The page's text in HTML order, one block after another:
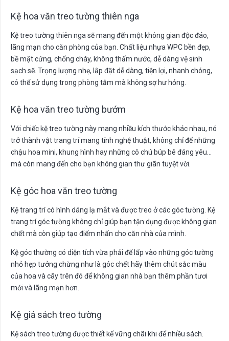
Kệ hoa văn treo tường thiên nga
Kệ treo tường thiên nga sẽ mang đến một không gian độc đáo,
lãng mạn cho căn phòng của bạn. Chất liệu nhựa WPC bền đẹp,
bề mặt cứng, chống cháy, không thấm nước, dễ dàng vệ sinh
sạch sẽ. Trọng lượng nhẹ, lắp đặt dễ dàng, tiện lợi, nhanh chóng,
có thể sử dụng trong phòng tắm mà không sợ hư hỏng.
Kệ hoa văn treo tường bướm
Với chiếc kệ treo tường này mang nhiều kích thước khác nhau, nó
trở thành vật trang trí mang tính nghệ thuật, không chỉ để những
chậu hoa mini, khung hình hay những cô chú búp bê đáng yêu…
mà còn mang đến cho bạn không gian thư giãn tuyệt vời.
Kệ góc hoa văn treo tường
Kệ trang trí có hình dáng lạ mắt và được treo ở các góc tường. Kệ
trang trí góc tường không chỉ giúp bạn tận dụng được không gian
chết mà còn giúp tạo điểm nhấn cho căn nhà của mình.
Kệ góc thường có diện tích vừa phải để lấp vào những góc tường
nhỏ hẹp tưởng chừng như là góc chết hãy thêm chút sắc màu
của hoa và cây trên đó để không gian nhà bạn thêm phần tươi
mới và lãng mạn hơn.
Kệ giá sách treo tường
Kệ sách treo tường được thiết kế vững chãi khi để nhiều sách.